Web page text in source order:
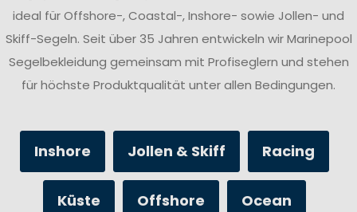
ideal für Offshore-, Coastal-, Inshore- sowie Jollen- und
Skiff-Segeln. Seit über 35 Jahren entwickeln wir Marinepool
Segelbekleidung gemeinsam mit Profiseglern und stehen
für höchste Produktqualität unter allen Bedingungen.
Inshore Jollen & Skiff Racing
Küste Offshore Ocean